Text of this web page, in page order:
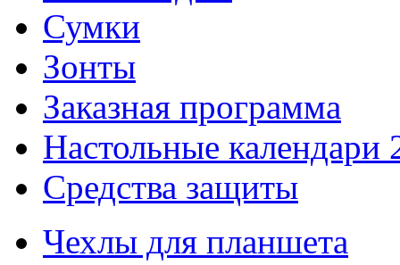
Сумки
Зонты
Заказная программа
Настольные календари
Средства защиты
Чехлы для планшета